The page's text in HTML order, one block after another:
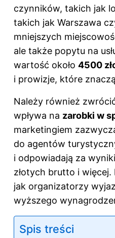
b
o
o
k
st
t
czynników, takich jak
takich jak Warszawa
mniejszych
ale także popytu na
wartość około 4500
i prowizje, które
Należy również
wpływa na zarobki w
marketingiem
do agentów
i odpowiadają za
złotych brutto i
jak organizatorzy
wyższego
Spis treści